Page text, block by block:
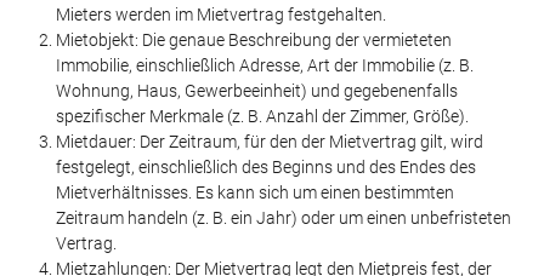
Mieters werden im Mietvertrag festgehalten.
Mietobjekt: Die genaue Beschreibung der vermieteten
Immobilie, einschließlich Adresse, Art der Immobilie (z. B.
Wohnung, Haus, Gewerbeeinheit) und gegebenenfalls
spezifischer Merkmale (z. B. Anzahl der Zimmer, Größe).
Mietdauer: Der Zeitraum, für den der Mietvertrag gilt, wird
festgelegt, einschließlich des Beginns und des Endes des
Mietverhältnisses. Es kann sich um einen bestimmten
Zeitraum handeln (z. B. ein Jahr) oder um einen unbefristeten
Vertrag.
Mietzahlungen: Der Mietvertrag legt den Mietpreis fest, der